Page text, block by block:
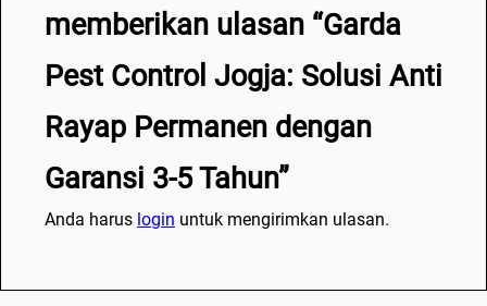
memberikan ulasan “Garda
Pest Control Jogja: Solusi Anti
Rayap Permanen dengan
Garansi 3-5 Tahun”
Anda harus login untuk mengirimkan ulasan.